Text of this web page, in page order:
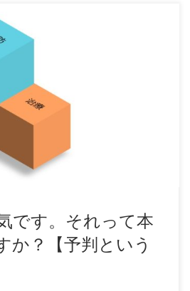
って本当に病気ですか？【予判とい
などを今、 […]
です。それって本
か？【予判という